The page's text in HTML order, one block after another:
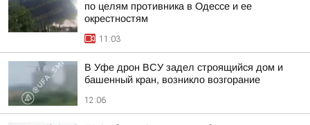
по целям противника в Одессе и ее
окрестностям
11:03
В Уфе дрон ВСУ задел строящийся дом и
башенный кран, возникло возгорание
12:06